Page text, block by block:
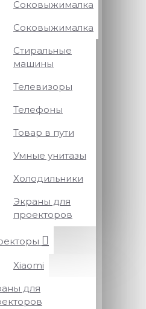
Соковыжималка
Соковыжималка
Стиральные
машины
Телевизоры
Телефоны
Товар в пути
Умные унитазы
Холодильники
Экраны для
проекторов
Xiaomi
для